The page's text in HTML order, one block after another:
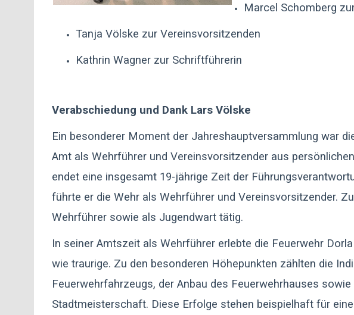
Marcel Schomberg
Tanja Völske zur Vereinsvorsitzenden
Kathrin Wagner zur Schriftführerin
Verabschiedung und Dank Lars Völske
Ein besonderer Moment der Jahreshauptversammlung war
Amt als Wehrführer und Vereinsvorsitzender aus
endet eine insgesamt 19-jährige Zeit der
führte er die Wehr als Wehrführer und Vereinsvorsitzender.
Wehrführer sowie als Jugendwart tätig.
In seiner Amtszeit als Wehrführer erlebte die Feuerwehr
wie traurige. Zu den besonderen Höhepunkten zählten die
Feuerwehrfahrzeugs, der Anbau des Feuerwehrhauses
Stadtmeisterschaft. Diese Erfolge stehen beispielhaft für